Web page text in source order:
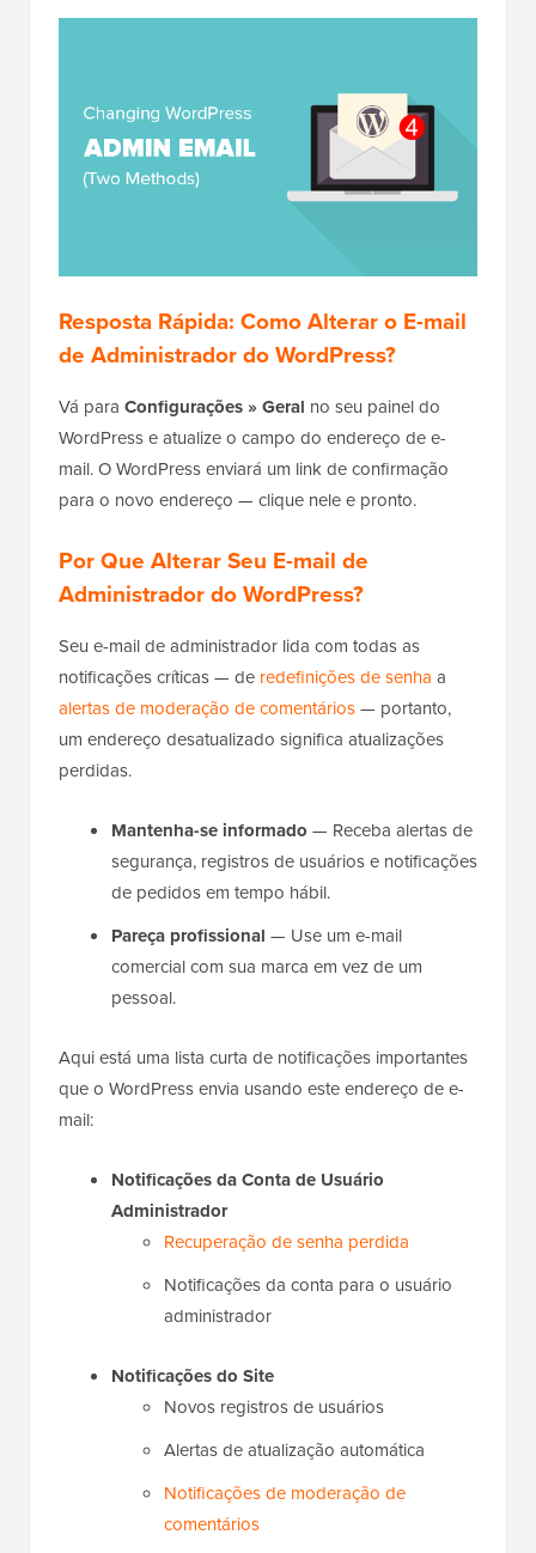
Resposta Rápida: Como Alterar o E-mail
de Administrador do WordPress?
Vá para Configurações » Geral no seu painel do
WordPress e atualize o campo do endereço de e-
mail. O WordPress enviará um link de confirmação
para o novo endereço — clique nele e pronto.
Por Que Alterar Seu E-mail de
Administrador do WordPress?
Seu e-mail de administrador lida com todas as
notificações críticas — de redefinições de senha a
alertas de moderação de comentários— portanto,
um endereço desatualizado significa atualizações
perdidas.
Mantenha-se informado — Receba alertas de
segurança, registros de usuários e notificações
de pedidos em tempo hábil.
Pareça profissional — Use um e-mail
comercial com sua marca em vez de um
pessoal.
Aqui está uma lista curta de notificações importantes
que o WordPress envia usando este endereço de e-
mail:
Notificações da Conta de Usuário
Administrador
Recuperação de senha perdida
Notificações da conta para o usuário
administrador
Notificações do Site
Novos registros de usuários
Alertas de atualização automática
Notificações de moderação de
comentários